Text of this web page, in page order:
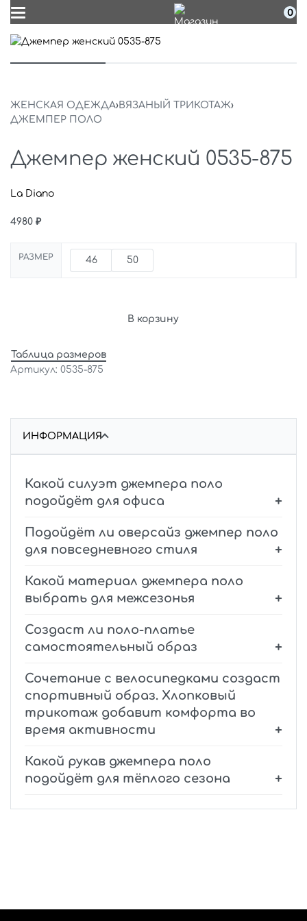
0
ЖЕНСКАЯ ОДЕЖДА›ВЯЗАНЫЙ ТРИКОТАЖ›
ДЖЕМПЕР ПОЛО
Джемпер женский 0535-875
La Diano
4980 ₽
РАЗМЕР 46 50
В корзину
Таблица размеров
0535-875
ИНФОРМАЦИЯ
Какой силуэт джемпера поло
подойдёт для офиса
Подойдёт ли оверсайз джемпер поло
для повседневного стиля
Какой материал джемпера поло
выбрать для межсезонья
Создаст ли поло-платье
самостоятельный образ
Сочетание с велосипедками создаст
спортивный образ. Хлопковый
трикотаж добавит комфорта во
время активности
Какой рукав джемпера поло
подойдёт для тёплого сезона